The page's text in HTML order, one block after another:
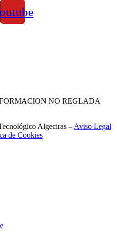
NO REGLADA
Algeciras –Aviso Legal
de Cookies